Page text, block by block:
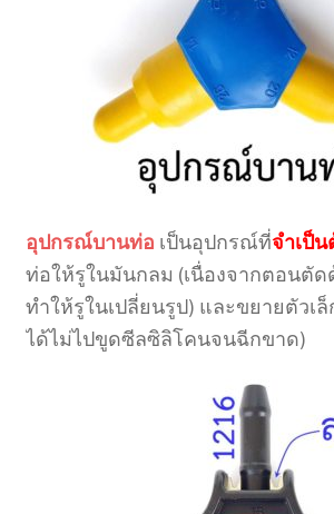
อุปกรณ์บานท่อ เป็นอุปกรณ์ที่จำเป็
ท่อให้รูในมันกลม (เนื่องจากตอนตัด
ทำให้รูในเปลี่ยนรูป) และขยายตัวเ
ได้ไม่ไปขูดซีลซิลิโคนจนฉีกขาด)